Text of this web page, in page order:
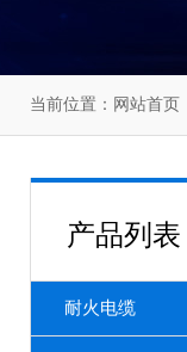
当前位置： 网站首页
产品列表
耐火电缆